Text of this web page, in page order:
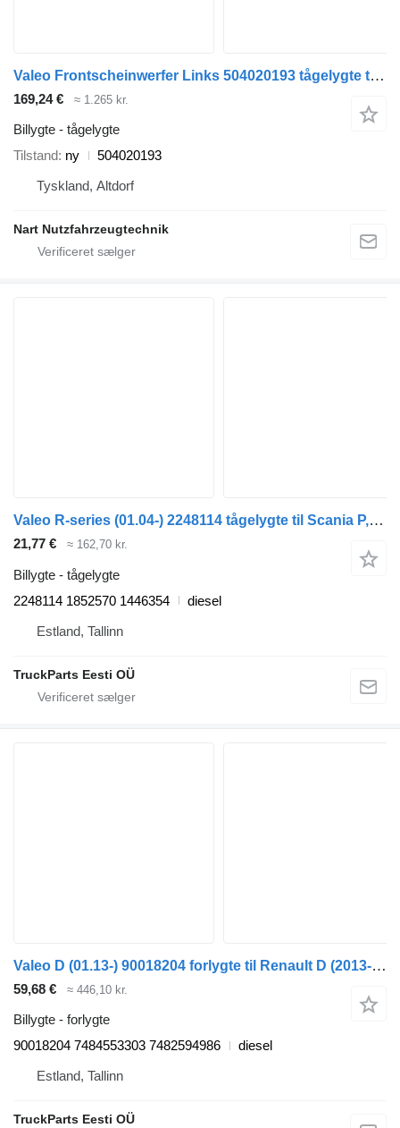
Valeo Frontscheinwerfer Links 504020193 tågelygte til IVECO EURO-CARGO lastbil
169,24 € ≈ 1.265 kr.
Billygte - tågelygte
Tilstand ny
504020193
Tyskland, Altdorf
Nart Nutzfahrzeugtechnik
Valeo R-series (01.04-) 2248114 tågelygte til Scania P,G,R,T-series (2004-2017) lastbil
21,77 € ≈ 162,70 kr.
Billygte - tågelygte
2248114 1852570 1446354
diesel
Estland, Tallinn
TruckParts Eesti OÜ
Valeo D (01.13-) 90018204 forlygte til Renault D (2013-) trækker
59,68 € ≈ 446,10 kr.
Billygte - forlygte
90018204 7484553303 7482594986
diesel
Estland, Tallinn
TruckParts Eesti OÜ